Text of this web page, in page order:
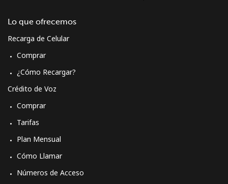
Lo que ofrecemos
Recarga de Celular
Comprar
¿Cómo Recargar?
Crédito de Voz
Comprar
Tarifas
Plan Mensual
Cómo Llamar
Números de Acceso